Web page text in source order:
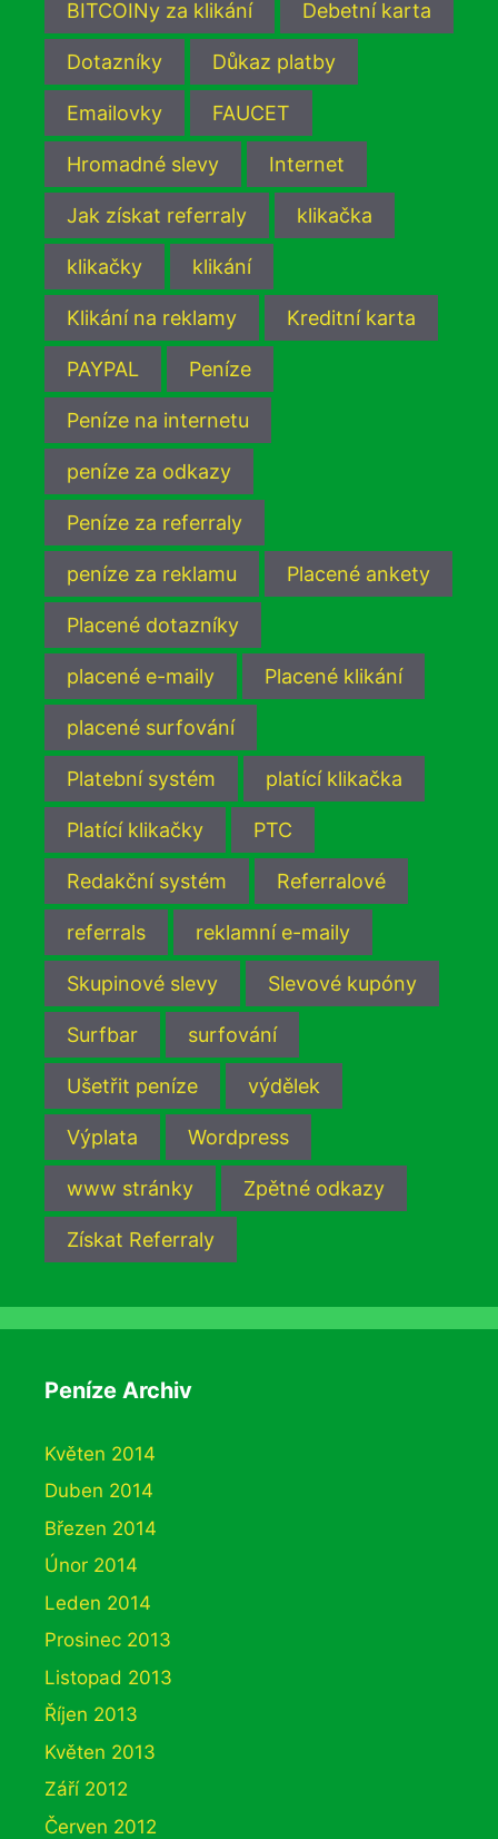
BITCOINy za klikání Debetní karta
Dotazníky Důkaz platby
Emailovky FAUCET
Hromadné slevy Internet
Jak získat referraly klikačka
klikačky klikání
Klikání na reklamy Kreditní karta
PAYPAL Peníze
Peníze na internetu
peníze za odkazy
Peníze za referraly
peníze za reklamu Placené ankety
Placené dotazníky
placené e-maily Placené klikání
placené surfování
Platební systém platící klikačka
Platící klikačky PTC
Redakční systém Referralové
referrals reklamní e-maily
Skupinové slevy Slevové kupóny
Surfbar surfování
Ušetřit peníze výdělek
Výplata Wordpress
www stránky Zpětné odkazy
Získat Referraly
Peníze Archiv
Květen 2014
Duben 2014
Březen 2014
Únor 2014
Leden 2014
Prosinec 2013
Listopad 2013
Říjen 2013
Květen 2013
Září 2012
Červen 2012